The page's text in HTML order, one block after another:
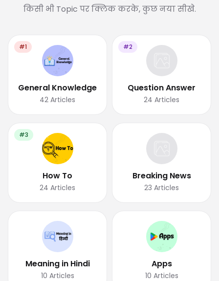
किसी भी Topic पर क्लिक करके, कुछ नया सीखे.
#1
General Knowledge
42 Articles
#2
Question Answer
24 Articles
#3
How To
24 Articles
Breaking News
23 Articles
Meaning in Hindi
10 Articles
Apps
10 Articles